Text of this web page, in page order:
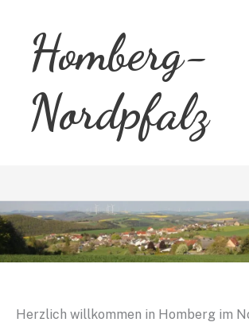
springenHomberg-
Nordpfalz
Herzlich willkommen in Homberg im